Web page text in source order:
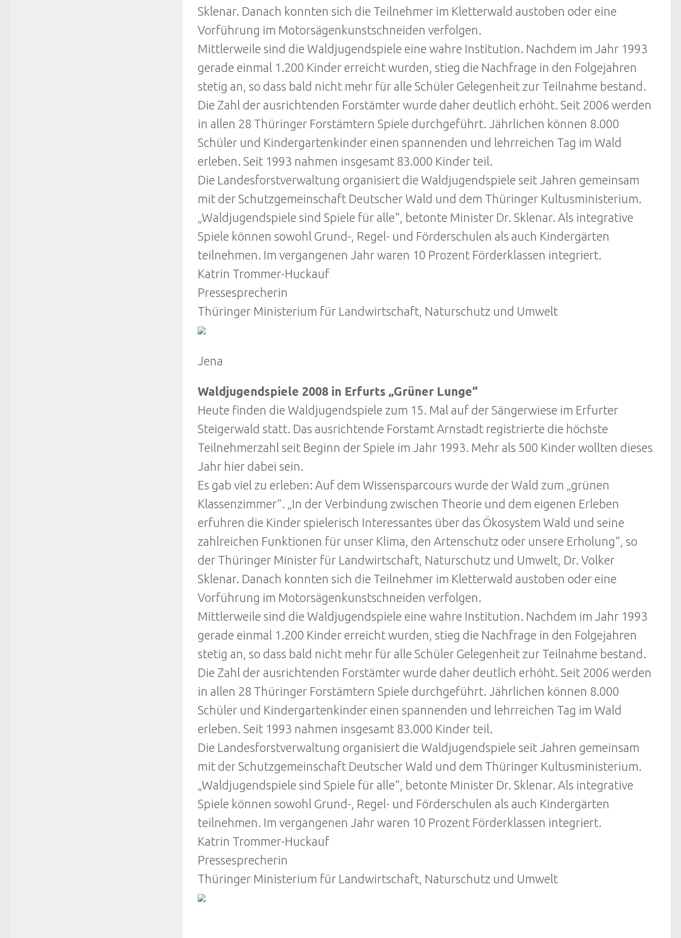
Sklenar. Danach konnten sich die Teilnehmer im Kletterwald austoben oder eine
Vorführung im Motorsägenkunstschneiden verfolgen.
Mittlerweile sind die Waldjugendspiele eine wahre Institution. Nachdem im Jahr 1993
gerade einmal 1.200 Kinder erreicht wurden, stieg die Nachfrage in den Folgejahren
stetig an, so dass bald nicht mehr für alle Schüler Gelegenheit zur Teilnahme bestand.
Die Zahl der ausrichtenden Forstämter wurde daher deutlich erhöht. Seit 2006 werden
in allen 28 Thüringer Forstämtern Spiele durchgeführt. Jährlichen können 8.000
Schüler und Kindergartenkinder einen spannenden und lehrreichen Tag im Wald
erleben. Seit 1993 nahmen insgesamt 83.000 Kinder teil.
Die Landesforstverwaltung organisiert die Waldjugendspiele seit Jahren gemeinsam
mit der Schutzgemeinschaft Deutscher Wald und dem Thüringer Kultusministerium.
„Waldjugendspiele sind Spiele für alle“, betonte Minister Dr. Sklenar. Als integrative
Spiele können sowohl Grund-, Regel- und Förderschulen als auch Kindergärten
teilnehmen. Im vergangenen Jahr waren 10 Prozent Förderklassen integriert.
Katrin Trommer-Huckauf
Pressesprecherin
Thüringer Ministerium für Landwirtschaft, Naturschutz und Umwelt
Jena
Waldjugendspiele 2008 in Erfurts „Grüner Lunge“
Heute finden die Waldjugendspiele zum 15. Mal auf der Sängerwiese im Erfurter
Steigerwald statt. Das ausrichtende Forstamt Arnstadt registrierte die höchste
Teilnehmerzahl seit Beginn der Spiele im Jahr 1993. Mehr als 500 Kinder wollten dieses
Jahr hier dabei sein.
Es gab viel zu erleben: Auf dem Wissensparcours wurde der Wald zum „grünen
Klassenzimmer“. „In der Verbindung zwischen Theorie und dem eigenen Erleben
erfuhren die Kinder spielerisch Interessantes über das Ökosystem Wald und seine
zahlreichen Funktionen für unser Klima, den Artenschutz oder unsere Erholung“, so
der Thüringer Minister für Landwirtschaft, Naturschutz und Umwelt, Dr. Volker
Sklenar. Danach konnten sich die Teilnehmer im Kletterwald austoben oder eine
Vorführung im Motorsägenkunstschneiden verfolgen.
Mittlerweile sind die Waldjugendspiele eine wahre Institution. Nachdem im Jahr 1993
gerade einmal 1.200 Kinder erreicht wurden, stieg die Nachfrage in den Folgejahren
stetig an, so dass bald nicht mehr für alle Schüler Gelegenheit zur Teilnahme bestand.
Die Zahl der ausrichtenden Forstämter wurde daher deutlich erhöht. Seit 2006 werden
in allen 28 Thüringer Forstämtern Spiele durchgeführt. Jährlichen können 8.000
Schüler und Kindergartenkinder einen spannenden und lehrreichen Tag im Wald
erleben. Seit 1993 nahmen insgesamt 83.000 Kinder teil.
Die Landesforstverwaltung organisiert die Waldjugendspiele seit Jahren gemeinsam
mit der Schutzgemeinschaft Deutscher Wald und dem Thüringer Kultusministerium.
„Waldjugendspiele sind Spiele für alle“, betonte Minister Dr. Sklenar. Als integrative
Spiele können sowohl Grund-, Regel- und Förderschulen als auch Kindergärten
teilnehmen. Im vergangenen Jahr waren 10 Prozent Förderklassen integriert.
Katrin Trommer-Huckauf
Pressesprecherin
Thüringer Ministerium für Landwirtschaft, Naturschutz und Umwelt